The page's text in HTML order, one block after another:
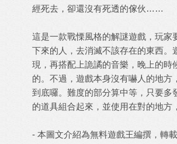
經死去，卻還沒有死透的傢伙……
這是一款戰慄風格的解謎遊戲，玩家
下來的人，去消滅不該存在的東西。
現，再搭配上詭譎的音樂，晚上的時
的。不過，遊戲本身沒有嚇人的地方
到底囉。難度的部分算中等，只要多
的道具組合起來，並使用在對的地方
- 本圖文介紹為無料遊戲王編撰，轉